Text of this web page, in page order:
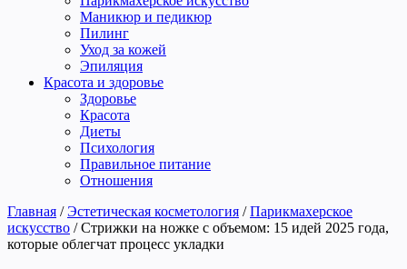
Маникюр и педикюр
Пилинг
Уход за кожей
Эпиляция
Красота и здоровье
Здоровье
Красота
Диеты
Психология
Правильное питание
Отношения
Главная / Эстетическая косметология / Парикмахерское
искусство / Стрижки на ножке с объемом: 15 идей 2025 года,
которые облегчат процесс укладки